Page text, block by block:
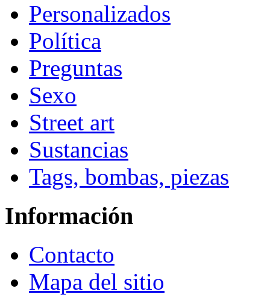
Personalizados
Política
Preguntas
Sexo
Street art
Sustancias
Tags, bombas, piezas
Información
Contacto
Mapa del sitio